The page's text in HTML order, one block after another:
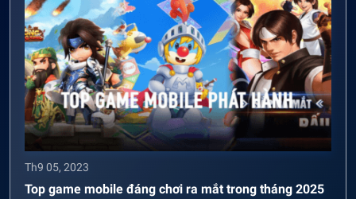
Th9 05, 2023
Top game mobile đáng chơi ra mắt trong tháng 2025